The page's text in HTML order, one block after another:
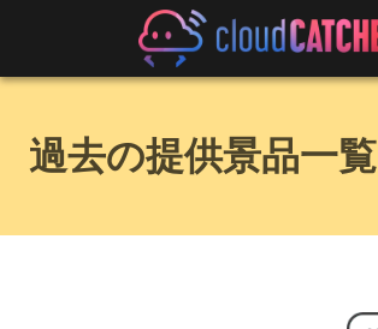
過去の提供景品一覧